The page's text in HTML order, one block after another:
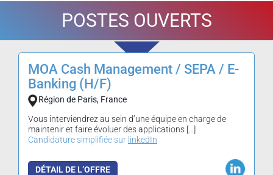
POSTES OUVERTS
MOA Cash Management / SEPA / E-
Banking (H/F)
Région de Paris, France
Vous interviendrez au sein d’une équipe en charge de
maintenir et faire évoluer des applications […]
Candidature simplifiée sur linkedIn
DÉTAIL DE L’OFFRE